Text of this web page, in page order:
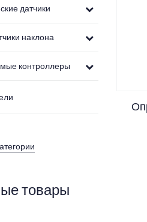
датчики
наклона
контроллеры
(тормозные
товары